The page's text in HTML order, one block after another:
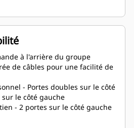
à l'arrière du groupe
de câbles pour une facilité de
- Portes doubles sur le côté
le côté gauche
- 2 portes sur le côté gauche